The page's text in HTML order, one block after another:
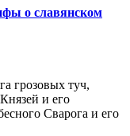
о славянском
грозовых туч,
и его
Сварога и его